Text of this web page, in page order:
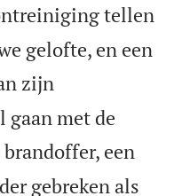
tellen
gelofte, en een
zijn
gaan met de
een
gebreken als